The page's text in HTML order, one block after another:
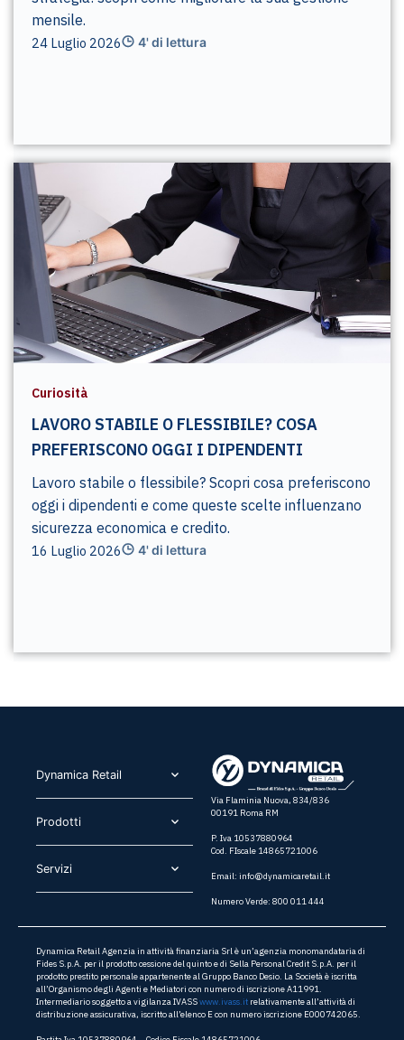
mensile.
24 Luglio 2026 4' di lettura
Curiosità
LAVORO STABILE O FLESSIBILE? COSA
PREFERISCONO OGGI I DIPENDENTI
Lavoro stabile o flessibile? Scopri cosa preferiscono
oggi i dipendenti e come queste scelte influenzano
sicurezza economica e credito.
16 Luglio 2026 4' di lettura
Dynamica Retail​
Prodotti​
Servizi​
Via Flaminia Nuova, 834/836
00191 Roma RM
P. Iva 10537880964
Cod. FIscale 14865721006
Email: info@dynamicaretail.it
Numero Verde: 800 011 444
Dynamica Retail Agenzia in attività finanziaria Srl è un’agenzia monomandataria di
Fides S.p.A. per il prodotto cessione del quinto e di Sella Personal Credit S.p.A. per il
prodotto prestito personale appartenente al Gruppo Banco Desio. La Società è iscritta
all’Organismo degli Agenti e Mediatori con numero di iscrizione A11991.
Intermediario soggetto a vigilanza IVASSwww.ivass.it relativamente all’attività di
distribuzione assicurativa, iscritto all’elenco E con numero iscrizione E000742065.